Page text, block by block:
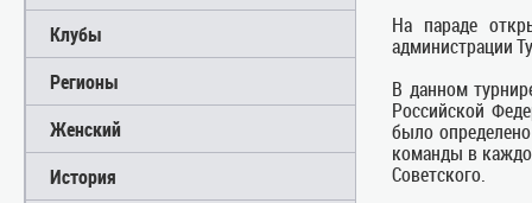
Клубы
Регионы
Женский
История
На параде
администрации
В данном
Российской
было
команды в
Советского.